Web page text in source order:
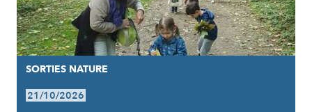
SORTIES NATURE
21/10/2026